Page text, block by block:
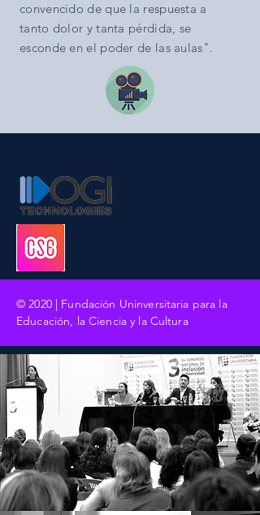
convencido de que la respuesta a
tanto dolor y tanta pérdida, se
esconde en el poder de las aulas".
© 2020 | Fundación Uninversitaria para la
Educación, la Ciencia y la Cultura